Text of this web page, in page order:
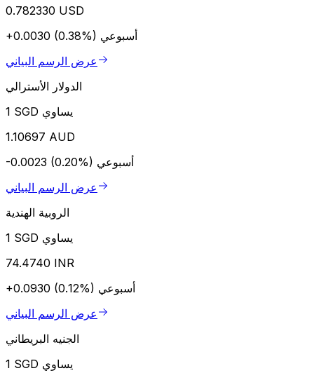
0.782330 USD
+0.0030 (0.38%) أسبوعي
عرض الرسم البياني
الدولار الأسترالي
1 SGD يساوي
1.10697 AUD
-0.0023 (0.20%) أسبوعي
عرض الرسم البياني
الروبية الهندية
1 SGD يساوي
74.4740 INR
+0.0930 (0.12%) أسبوعي
عرض الرسم البياني
الجنيه البريطاني
1 SGD يساوي